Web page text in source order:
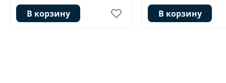
В корзину
В корзину